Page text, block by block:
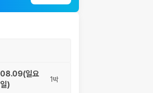
08.09(일요
일)
1박